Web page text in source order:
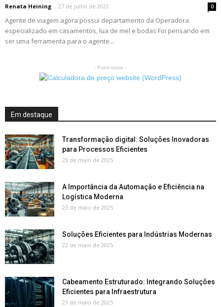
Renata Heining - 27 de julho de 2021 0
Agente de viagem agora possui departamento da Operadora
especializado em casamentos, lua de mel e bodas Foi pensando em
ser uma ferramenta para o agente...
- Publicidade -
Em destaque
Transformação digital: Soluções Inovadoras
para Processos Eficientes
23 de maio de 2025
A Importância da Automação e Eficiência na
Logística Moderna
23 de maio de 2025
Soluções Eficientes para Indústrias Modernas
22 de maio de 2025
Cabeamento Estruturado: Integrando Soluções
Eficientes para Infraestrutura
21 de maio de 2025